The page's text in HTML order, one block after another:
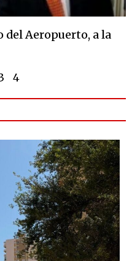
del Aeropuerto, a la
4